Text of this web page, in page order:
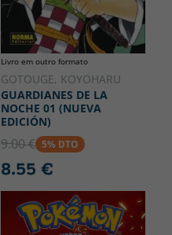
Livro em outro formato
GOTOUGE, KOYOHARU
GUARDIANES DE LA
NOCHE 01 (NUEVA
EDICIÓN)
9.00 € 5% DTO
8.55 €